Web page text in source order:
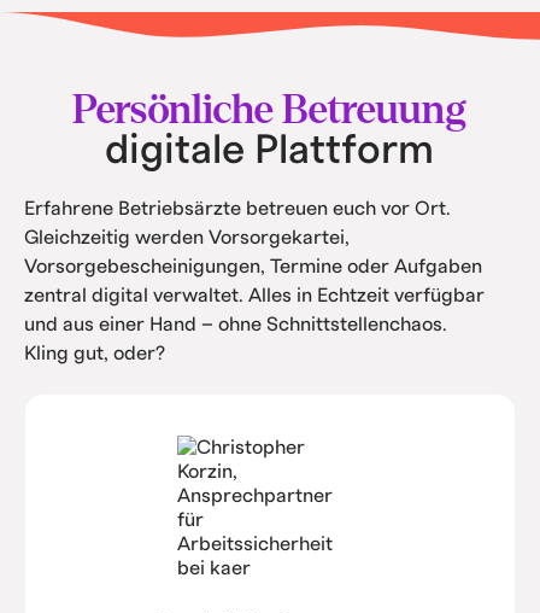
• Keine teuren Softwarekosten.
und Service.
Persönliche Betreuung
digitale Plattform
Erfahrene Betriebsärzte betreuen euch vor Ort.
Gleichzeitig werden Vorsorgekartei,
Vorsorgebescheinigungen, Termine oder Aufgaben
zentral digital verwaltet. Alles in Echtzeit verfügbar
und aus einer Hand – ohne Schnittstellenchaos.
Kling gut, oder?